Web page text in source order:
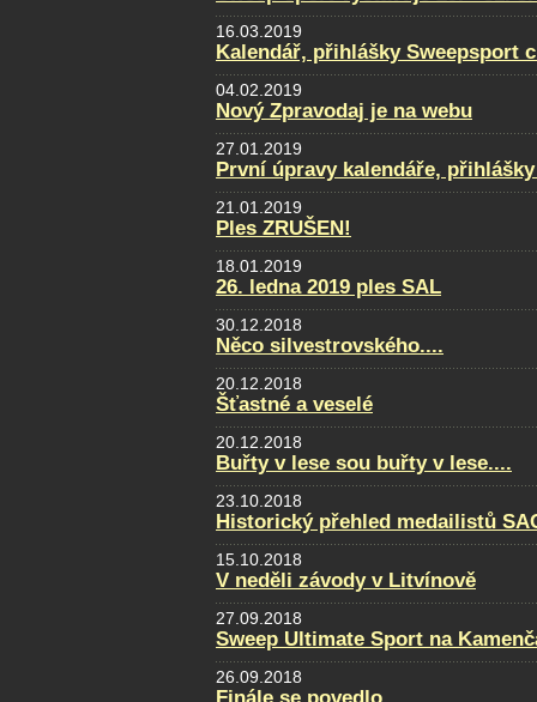
16.03.2019
Kalendář, přihlášky Sweepsport
04.02.2019
Nový Zpravodaj je na webu
27.01.2019
První úpravy kalendáře, přihlášky
21.01.2019
Ples ZRUŠEN!
18.01.2019
26. ledna 2019 ples SAL
30.12.2018
Něco silvestrovského....
20.12.2018
Šťastné a veselé
20.12.2018
Buřty v lese sou buřty v lese....
23.10.2018
Historický přehled medailistů
15.10.2018
V neděli závody v Litvínově
27.09.2018
Sweep Ultimate Sport na
26.09.2018